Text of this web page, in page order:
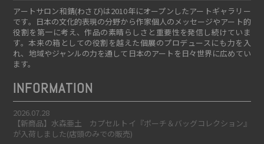
アートサロン和錆(わさび)は2010年にオープンしたアートギャラリー
です。日本の文化的表現の分野から作家個人のメッセージやアート的
役割を第一に考え、作品の素晴らしさと重要性を発信し続けていま
す。本来の箱としての役割を越えた個展のプロデュースにも力を入
れ、地域やジャンルの力を通して日本のアートを日々世界に広めてい
ます。
INFORMATION
2026.07.28
【新商品】水森亜土 カプセルトイ『ポーチ＆バッグコレクション』
が入荷しました(店頭のみでの販売)